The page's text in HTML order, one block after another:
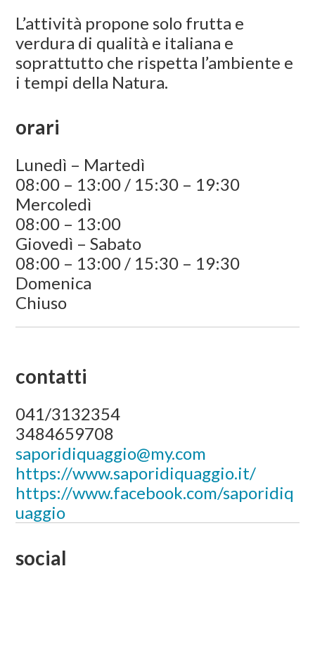
L’attività propone solo frutta e
verdura di qualità e italiana e
soprattutto che rispetta l’ambiente e
i tempi della Natura.
orari
Lunedì – Martedì
08:00 – 13:00 / 15:30 – 19:30
Mercoledì
08:00 – 13:00
Giovedì – Sabato
08:00 – 13:00 / 15:30 – 19:30
Domenica
Chiuso
contatti
041/3132354
3484659708
saporidiquaggio@my.com
https://www.saporidiquaggio.it/
https://www.facebook.com/saporidiq
uaggio
social